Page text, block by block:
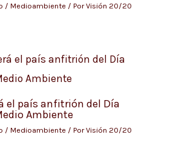
/ Medioambiente/ PorVisión 20/20
el país anfitrión del Día
Ambiente
/ Medioambiente/ PorVisión 20/20